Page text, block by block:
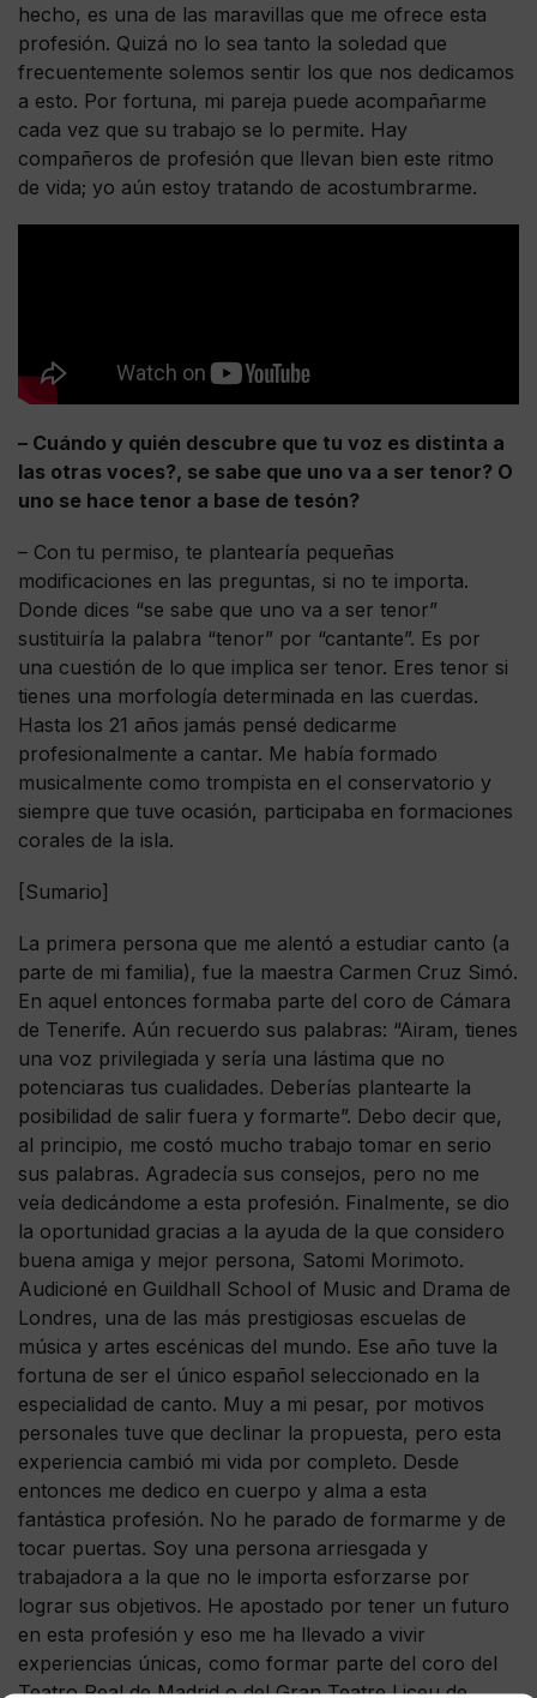
hecho, es una de las maravillas que me ofrece esta
profesión. Quizá no lo sea tanto la soledad que
frecuentemente solemos sentir los que nos dedicamos
a esto. Por fortuna, mi pareja puede acompañarme
cada vez que su trabajo se lo permite. Hay
compañeros de profesión que llevan bien este ritmo
de vida; yo aún estoy tratando de acostumbrarme.
– Cuándo y quién descubre que tu voz es distinta a
las otras voces?, se sabe que uno va a ser tenor? O
uno se hace tenor a base de tesón?
– Con tu permiso, te plantearía pequeñas
modificaciones en las preguntas, si no te importa.
Donde dices “se sabe que uno va a ser tenor”
sustituiría la palabra “tenor” por “cantante”. Es por
una cuestión de lo que implica ser tenor. Eres tenor si
tienes una morfología determinada en las cuerdas.
Hasta los 21 años jamás pensé dedicarme
profesionalmente a cantar. Me había formado
musicalmente como trompista en el conservatorio y
siempre que tuve ocasión, participaba en formaciones
corales de la isla.
[Sumario]
La primera persona que me alentó a estudiar canto (a
parte de mi familia), fue la maestra Carmen Cruz Simó.
En aquel entonces formaba parte del coro de Cámara
de Tenerife. Aún recuerdo sus palabras: “Airam, tienes
una voz privilegiada y sería una lástima que no
potenciaras tus cualidades. Deberías plantearte la
posibilidad de salir fuera y formarte”. Debo decir que,
al principio, me costó mucho trabajo tomar en serio
sus palabras. Agradecía sus consejos, pero no me
veía dedicándome a esta profesión. Finalmente, se dio
la oportunidad gracias a la ayuda de la que considero
buena amiga y mejor persona, Satomi Morimoto.
Audicioné en Guildhall School of Music and Drama de
Londres, una de las más prestigiosas escuelas de
música y artes escénicas del mundo. Ese año tuve la
fortuna de ser el único español seleccionado en la
especialidad de canto. Muy a mi pesar, por motivos
personales tuve que declinar la propuesta, pero esta
experiencia cambió mi vida por completo. Desde
entonces me dedico en cuerpo y alma a esta
fantástica profesión. No he parado de formarme y de
tocar puertas. Soy una persona arriesgada y
trabajadora a la que no le importa esforzarse por
lograr sus objetivos. He apostado por tener un futuro
en esta profesión y eso me ha llevado a vivir
experiencias únicas, como formar parte del coro del
Teatro Real de Madrid o del Gran Teatre Liceu de